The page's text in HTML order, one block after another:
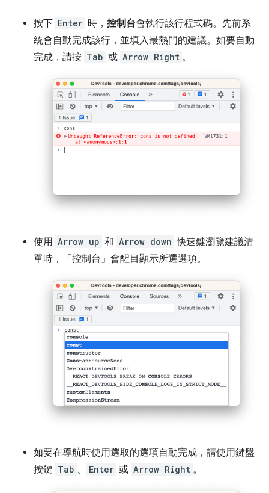
按下 Enter 時， 控制台會執行該行程式碼。先前系
統會自動完成該行，並填入最熱門的建議。如要自動
完成，請按 Tab 或 Arrow Right 。
使用 Arrow up 和 Arrow down 快速鍵瀏覽建議清
單時，「控制台」 會醒目顯示所選選項。
如要在導航時使用選取的選項自動完成，請使用鍵盤
按鍵 Tab 、 Enter 或 Arrow Right 。